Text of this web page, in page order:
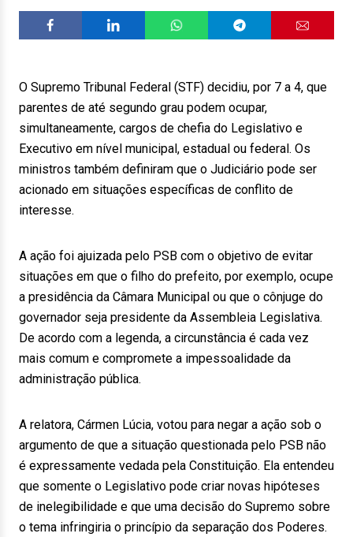
O Supremo Tribunal Federal (STF) decidiu, por 7 a 4, que
parentes de até segundo grau podem ocupar,
simultaneamente, cargos de chefia do Legislativo e
Executivo em nível municipal, estadual ou federal. Os
ministros também definiram que o Judiciário pode ser
acionado em situações específicas de conflito de
interesse.
A ação foi ajuizada pelo PSB com o objetivo de evitar
situações em que o filho do prefeito, por exemplo, ocupe
a presidência da Câmara Municipal ou que o cônjuge do
governador seja presidente da Assembleia Legislativa.
De acordo com a legenda, a circunstância é cada vez
mais comum e compromete a impessoalidade da
administração pública.
A relatora, Cármen Lúcia, votou para negar a ação sob o
argumento de que a situação questionada pelo PSB não
é expressamente vedada pela Constituição. Ela entendeu
que somente o Legislativo pode criar novas hipóteses
de inelegibilidade e que uma decisão do Supremo sobre
o tema infringiria o princípio da separação dos Poderes.